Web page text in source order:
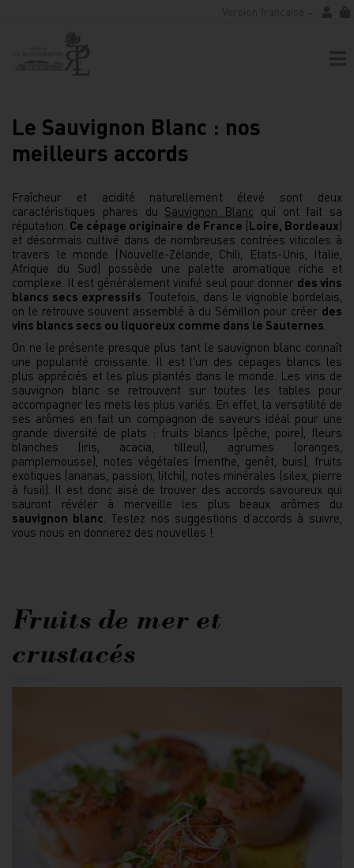
Le Sauvignon Blanc : nos
meilleurs accords
Fraîcheur et acidité naturellement élevé sont deux
caractéristiques phares du Sauvignon Blanc qui ont fait sa
réputation. Ce cépage originaire de France (Loire, Bordeaux)
et désormais cultivé dans de nombreuses contrées viticoles à
travers le monde (Nouvelle-Zélande, Chili, Etats-Unis, Italie,
Afrique du Sud) possède une palette aromatique riche et
complexe. Il est généralement vinifié seul pour donner des vins
blancs secs expressifs . Toutefois, dans le vignoble bordelais,
on le retrouve souvent assemblé à du Sémillon pour créer des
vins blancs secs ou liquoreux comme dans le Sauternes
On ne le présente presque plus tant le sauvignon blanc connaît
une popularité croissante. Il est l'un des cépages blancs les
plus appréciés et les plus plantés dans le monde. Les vins de
sauvignon blanc se retrouvent sur toutes les tables pour
accompagner les mets les plus variés. En effet, la versatilité de
ses arômes en fait un compagnon de saveurs idéal pour une
grande diversité de plats : fruits blancs (pêche, poire), fleurs
blanches (iris, acacia, tilleul), agrumes (oranges,
pamplemousse), notes végétales (menthe, genêt, buis), fruits
exotiques (ananas, passion, litchi), notes minérales (silex, pierre
à fusil). Il est donc aisé de trouver des accords savoureux qui
sauront révéler à merveille les plus beaux arômes du
sauvignon blanc . Testez nos suggestions d’accords à suivre,
vous nous en donnerez des nouvelles !
Fruits de mer et
crustacés